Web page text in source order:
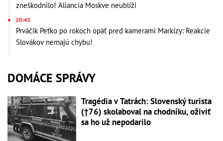
zneškodnilo! Aliancia Moskve neublíži
20:45
Prváčik Peťko po rokoch opäť pred kamerami Markízy: Reakcie
Slovákov nemajú chybu!
DOMÁCE SPRÁVY
Tragédia v Tatrách: Slovenský turista
(†76) skolaboval na chodníku, oživiť
sa ho už nepodarilo